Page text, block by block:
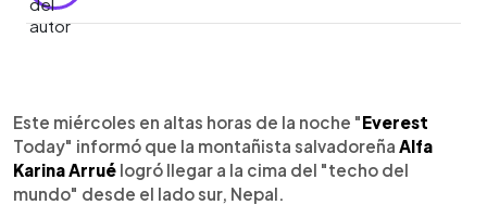
► Escuchar artículo
Este miércoles en altas horas de la noche "Everest
Today" informó que la montañista salvadoreña Alfa
Karina Arrué logró llegar a la cima del "techo del
mundo" desde el lado sur, Nepal.